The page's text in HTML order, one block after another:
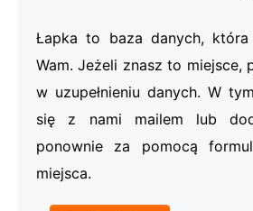
Łapka to baza danych,
Wam. Jeżeli znasz to miejsce,
w uzupełnieniu danych. W
się z nami mailem lub
ponownie za pomocą
miejsca.